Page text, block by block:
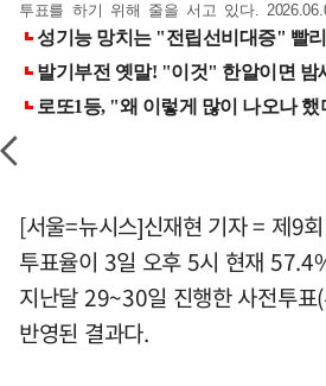
투표를 하기 위해 줄을 서고 있다.
[서울=뉴시스]신재현 기자 = 제9
투표율이 3일 오후 5시 현재
지난달 29~30일 진행한 사전투
반영된 결과다.